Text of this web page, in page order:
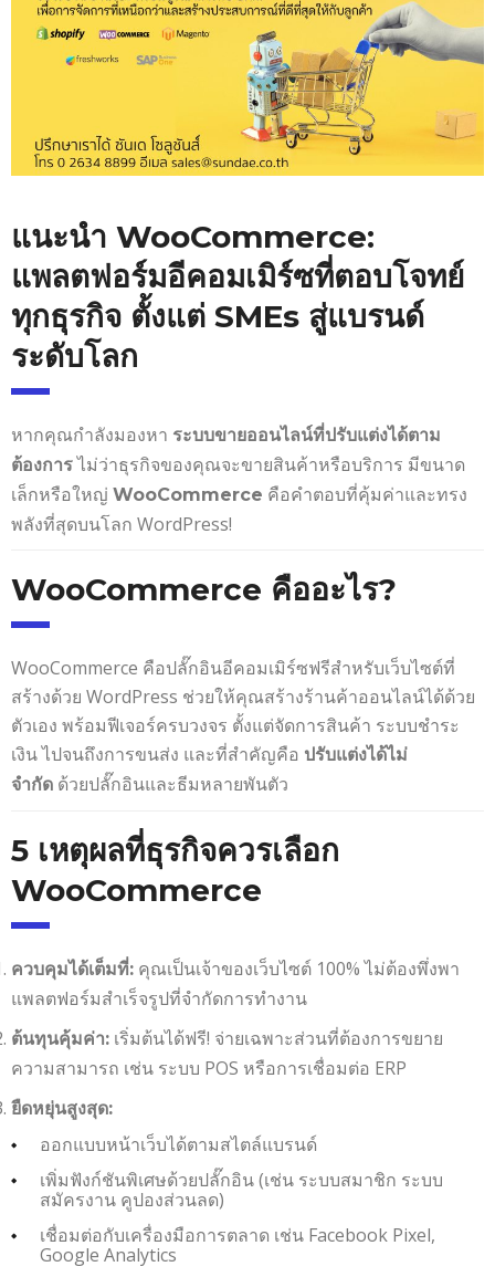
แนะนำ WooCommerce:
แพลตฟอร์มอีคอมเมิร์ซที่ตอบโจทย์
ทุกธุรกิจ ตั้งแต่ SMEs สู่แบรนด์
ระดับโลก
หากคุณกำลังมองหา ระบบขายออนไลน์ที่ปรับแต่งได้ตาม
ต้องการไม่ว่าธุรกิจของคุณจะขายสินค้าหรือบริการ มีขนาด
เล็กหรือใหญ่ WooCommerce คือคำตอบที่คุ้มค่าและทรง
พลังที่สุดบนโลก WordPress!
WooCommerce คืออะไร?
WooCommerce คือปลั๊กอินอีคอมเมิร์ซฟรีสำหรับเว็บไซต์ที่
สร้างด้วย WordPress ช่วยให้คุณสร้างร้านค้าออนไลน์ได้ด้วย
ตัวเอง พร้อมฟีเจอร์ครบวงจร ตั้งแต่จัดการสินค้า ระบบชำระ
เงิน ไปจนถึงการขนส่ง และที่สำคัญคือ ปรับแต่งได้ไม่
จำกัด ด้วยปลั๊กอินและธีมหลายพันตัว
5 เหตุผลที่ธุรกิจควรเลือก
WooCommerce
ควบคุมได้เต็มที่: คุณเป็นเจ้าของเว็บไซต์ 100% ไม่ต้องพึ่งพา
แพลตฟอร์มสำเร็จรูปที่จำกัดการทำงาน
ต้นทุนคุ้มค่า: เริ่มต้นได้ฟรี! จ่ายเฉพาะส่วนที่ต้องการขยาย
ความสามารถ เช่น ระบบ POS หรือการเชื่อมต่อ ERP
ยืดหยุ่นสูงสุด:
ออกแบบหน้าเว็บได้ตามสไตล์แบรนด์
เพิ่มฟังก์ชันพิเศษด้วยปลั๊กอิน (เช่น ระบบสมาชิก ระบบ
สมัครงาน คูปองส่วนลด)
เชื่อมต่อกับเครื่องมือการตลาด เช่น Facebook Pixel,
Google Analytics